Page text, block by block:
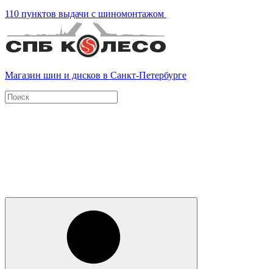
110 пунктов выдачи с шиномонтажом
Магазин шин и дисков в Санкт-Петербурге